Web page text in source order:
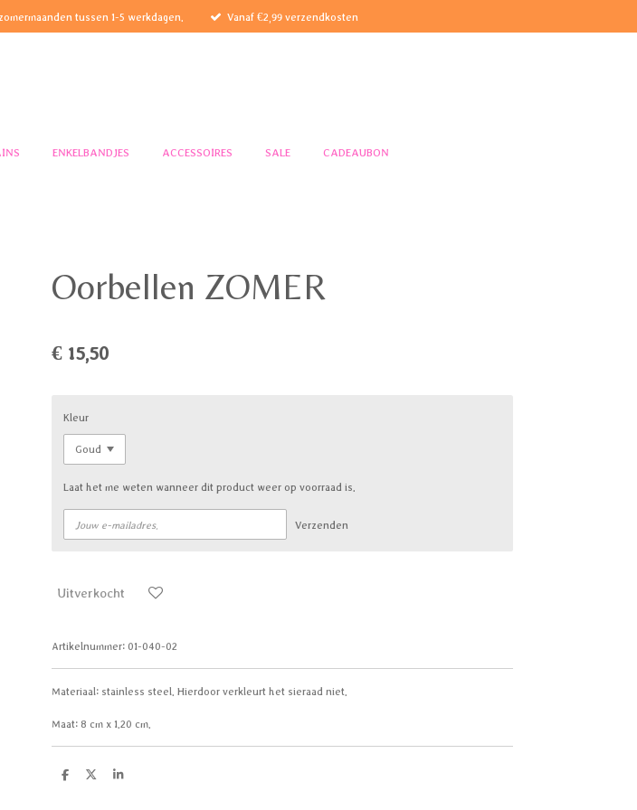
tussen 1-5 werkdagen. Vanaf €2,99 verzendkosten
ENKELBANDJES ACCESSOIRES SALE CADEAUBON
Oorbellen ZOMER
€ 15,50
Kleur
Laat het me weten wanneer dit product weer op voorraad is.
Verzenden
Uitverkocht
Artikelnummer: 01-040-02
Materiaal: stainless steel. Hierdoor verkleurt het sieraad niet.
Maat: 8 cm x 1.20 cm.
D
D
S